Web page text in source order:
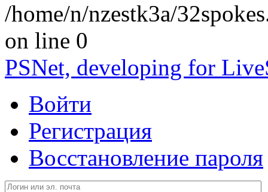
/home/n/nzestk3a/
on line 0
PSNet, developing for
Войти
Регистрация
Восстановление пароля